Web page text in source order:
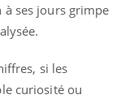
ses jours grimpe
si les
curiosité ou